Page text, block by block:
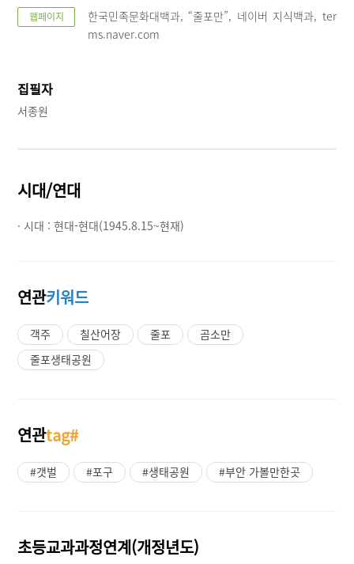
웹페이지
한국민족문화대백과, “줄포만”, 네이버 지식백과, ter
ms.naver.com
집필자
서종원
시대/연대
· 시대 :현대-현대(1945.8.15~현재)
연관키워드
객주 칠산어장 줄포
곰소만
줄포생태공원
연관tag#
#갯벌 #포구 #생태공원 #부안 가볼만한곳
초등교과과정연계(개정년도)